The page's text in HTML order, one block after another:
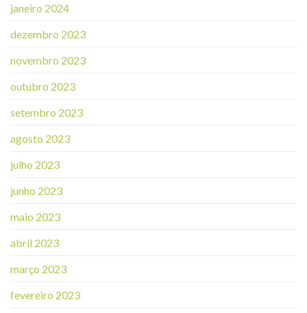
janeiro 2024
dezembro 2023
novembro 2023
outubro 2023
setembro 2023
agosto 2023
julho 2023
junho 2023
maio 2023
abril 2023
março 2023
fevereiro 2023